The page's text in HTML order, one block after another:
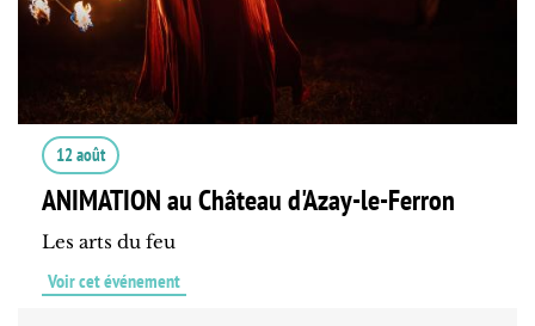
12 août
ANIMATION au Château d'Azay-le-Ferron
Les arts du feu
Voir cet événement